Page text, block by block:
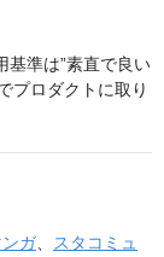
基準は”素直で良い
プロダクトに取り
ガ、 スタコミュ